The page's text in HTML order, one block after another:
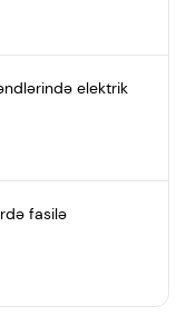
elektrik
fasilə